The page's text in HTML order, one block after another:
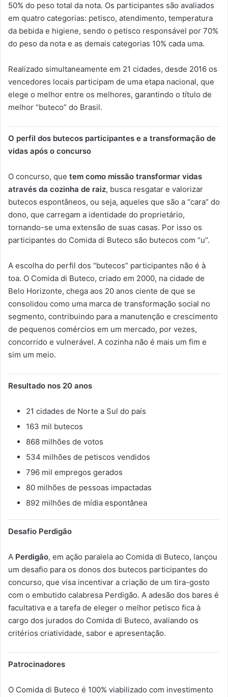
50% do peso total da nota. Os participantes são avaliados
em quatro categorias: petisco, atendimento, temperatura
da bebida e higiene, sendo o petisco responsável por 70%
do peso da nota e as demais categorias 10% cada uma.
Realizado simultaneamente em 21 cidades, desde 2016 os
vencedores locais participam de uma etapa nacional, que
elege o melhor entre os melhores, garantindo o título de
melhor “buteco” do Brasil.
O perfil dos butecos participantes e a transformação de
vidas após o concurso
O concurso, que tem como missão transformar vidas
através da cozinha de raiz, busca resgatar e valorizar
butecos espontâneos, ou seja, aqueles que são a “cara” do
dono, que carregam a identidade do proprietário,
tornando-se uma extensão de suas casas. Por isso os
participantes do Comida di Buteco são butecos com “u”.
A escolha do perfil dos “butecos” participantes não é à
toa. O Comida di Buteco, criado em 2000, na cidade de
Belo Horizonte, chega aos 20 anos ciente de que se
consolidou como uma marca de transformação social no
segmento, contribuindo para a manutenção e crescimento
de pequenos comércios em um mercado, por vezes,
concorrido e vulnerável. A cozinha não é mais um fim e
sim um meio.
Resultado nos 20 anos
21 cidades de Norte a Sul do país
163 mil butecos
868 milhões de votos
534 milhões de petiscos vendidos
796 mil empregos gerados
80 milhões de pessoas impactadas
892 milhões de mídia espontânea
Desafio Perdigão
A Perdigão, em ação paralela ao Comida di Buteco, lançou
um desafio para os donos dos butecos participantes do
concurso, que visa incentivar a criação de um tira-gosto
com o embutido calabresa Perdigão. A adesão dos bares é
facultativa e a tarefa de eleger o melhor petisco fica à
cargo dos jurados do Comida di Buteco, avaliando os
critérios criatividade, sabor e apresentação.
Patrocinadores
O Comida di Buteco é 100% viabilizado com investimento